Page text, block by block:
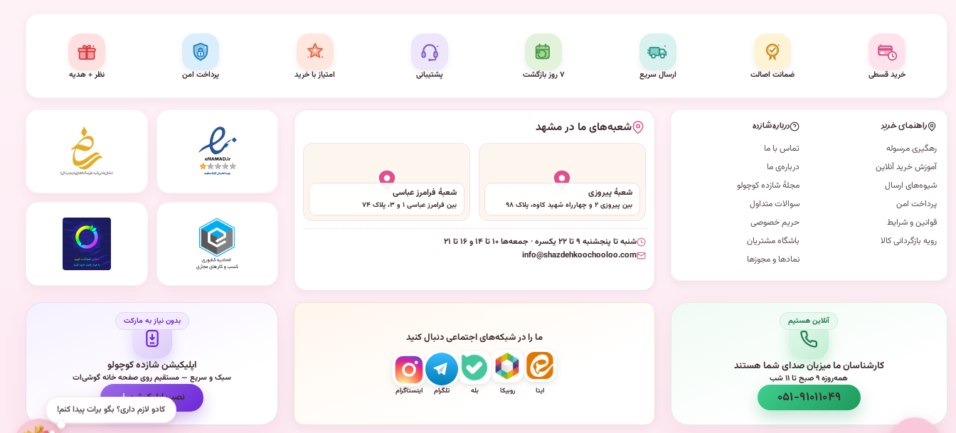
خرید قسطی ضمانت اصالت ارسال سریع ۷ روز بازگشت پشتیبانی امتیاز با خرید پرداخت امن نظر + هدیه
کارشناسان ما میزبان صدای شما هستند
همه‌روزه ۹ صبح تا ۱۱ شب
۰۵۱-۹۱۰۱۱۰۴۹
اپلیکیشن شازده کوچولو
سبک و سریع — مستقیم روی صفحه خانه گوشی‌ات
نصب اپلیکیشن
راهنمای خرید
رهگیری مرسوله
آموزش خرید آنلاین
شیوه‌های ارسال
پرداخت امن
قوانین و شرایط
رویه بازگردانی کالا
درباره شازده
تماس با ما
درباره‌ی ما
مجلهٔ شازده کوچولو
سوالات متداول
حریم خصوصی
باشگاه مشتریان
نمادها و مجوزها
شعبه‌های ما در مشهد
شعبهٔ پیروزی
بین پیروزی ۲ و چهارراه شهید کاوه، پلاک ۹۸
شعبهٔ فرامرز عباسی
بین فرامرز عباسی ۱ و ۳، پلاک ۷۴
شنبه تا پنجشنبه ۹ تا ۲۲ یکسره · جمعه‌ها ۱۰ تا ۱۴ و ۱۶ تا ۲۱
info@shazdehkoochooloo.com
ما را در شبکه‌های اجتماعی دنبال کنید
ایتا روبیکا بله تلگرام اینستاگرام
کادو لازم داری؟ بگو برات پیدا کنم!